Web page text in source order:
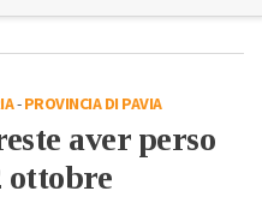
-PROVINCIA DI PAVIA
aver perso
ottobre